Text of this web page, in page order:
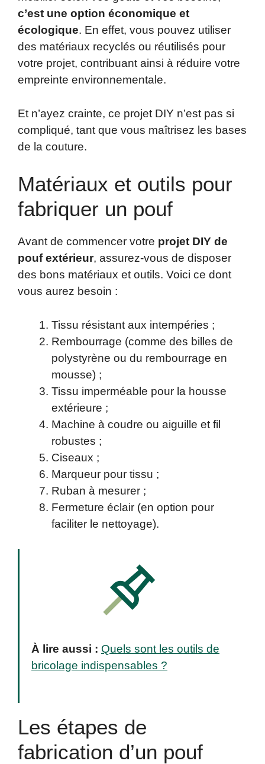
c’est une option économique et
écologique. En effet, vous pouvez utiliser
des matériaux recyclés ou réutilisés pour
votre projet, contribuant ainsi à réduire votre
empreinte environnementale.
Et n’ayez crainte, ce projet DIY n’est pas si
compliqué, tant que vous maîtrisez les bases
de la couture.
Matériaux et outils pour
fabriquer un pouf
Avant de commencer votre projet DIY de
pouf extérieur, assurez-vous de disposer
des bons matériaux et outils. Voici ce dont
vous aurez besoin :
Tissu résistant aux intempéries ;
Rembourrage (comme des billes de
polystyrène ou du rembourrage en
mousse) ;
Tissu imperméable pour la housse
extérieure ;
Machine à coudre ou aiguille et fil
robustes ;
Ciseaux ;
Marqueur pour tissu ;
Ruban à mesurer ;
Fermeture éclair (en option pour
faciliter le nettoyage).
À lire aussi : Quels sont les outils de
bricolage indispensables ?
Les étapes de
fabrication d’un pouf